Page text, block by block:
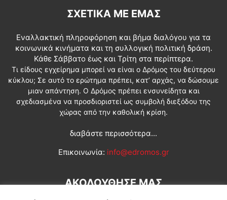
ΣΧΕΤΙΚΆ ΜΕ ΕΜΆΣ
Εναλλακτική πληροφόρηση και βήμα διαλόγου για τα
κοινωνικά κινήματα και τη συλλογική πολιτική δράση.
Κάθε Σάββατο έως και Τρίτη στα περίπτερα.
Τι είδους εγχείρημα μπορεί να είναι ο Δρόμος του δεύτερου
κύκλου; Σε αυτό το ερώτημα πρέπει, κατ’ αρχάς, να δώσουμε
μιαν απάντηση. Ο Δρόμος πρέπει ενσυνείδητα και
σχεδιασμένα να προσδιοριστεί ως συμβολή διεξόδου της
χώρας από την καθολική κρίση.
διαβάστε περισσότερα...
Επικοινωνία: info@edromos.gr
ΑΚΟΛΟΥΘΗΣΕ ΜΑΣ